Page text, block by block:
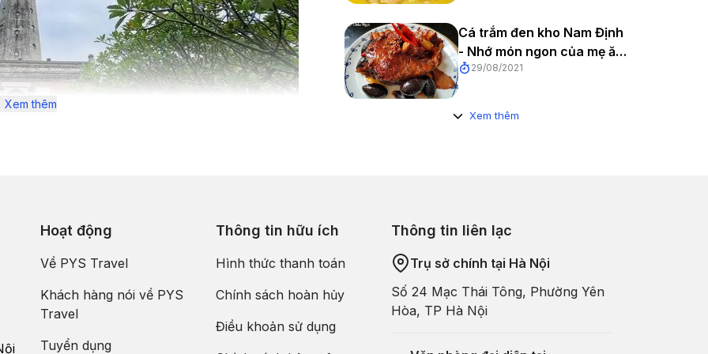
tỉnh thành lân cận như Hà Nội, Ninh Bình, Thái Bình, và Hà
tiện như xe khách, tàu hỏa hoặc ô tô cá nhân. Với hệ
trong Tour Nam Định
giáo mà còn có những cảnh quan thiên nhiên tuyệt đẹp và
Xem thêm
Cá trắm đen kho Nam Định
- Nhớ món ngon của mẹ ăn
cùng cơm trắng
29/08/2021
Xem thêm
Hoạt động
Về PYS Travel
Khách hàng nói về PYS
Travel
Tuyển dụng
Thông tin hữu ích
Hình thức thanh toán
Chính sách hoàn hủy
Điều khoản sử dụng
Thông tin liên lạc
Trụ sở chính tại Hà Nội
Số 24 Mạc Thái Tông, Phường Yên
Hòa, TP Hà Nội